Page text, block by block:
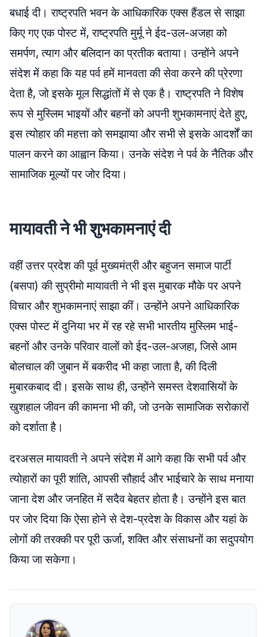
बधाई दी। राष्ट्रपति भवन के आधिकारिक एक्स हैंडल से साझा
किए गए एक पोस्ट में, राष्ट्रपति मुर्मू ने ईद-उल-अजहा को
समर्पण, त्याग और बलिदान का प्रतीक बताया। उन्होंने अपने
संदेश में कहा कि यह पर्व हमें मानवता की सेवा करने की प्रेरणा
देता है, जो इसके मूल सिद्धांतों में से एक है। राष्ट्रपति ने विशेष
रूप से मुस्लिम भाइयों और बहनों को अपनी शुभकामनाएं देते हुए,
इस त्योहार की महत्ता को समझाया और सभी से इसके आदर्शों का
पालन करने का आह्वान किया। उनके संदेश ने पर्व के नैतिक और
सामाजिक मूल्यों पर जोर दिया।
मायावती ने भी शुभकामनाएं दी
वहीं उत्तर प्रदेश की पूर्व मुख्यमंत्री और बहुजन समाज पार्टी
(बसपा) की सुप्रीमो मायावती ने भी इस मुबारक मौके पर अपने
विचार और शुभकामनाएं साझा कीं। उन्होंने अपने आधिकारिक
एक्स पोस्ट में दुनिया भर में रह रहे सभी भारतीय मुस्लिम भाई-
बहनों और उनके परिवार वालों को ईद-उल-अजहा, जिसे आम
बोलचाल की जुबान में बकरीद भी कहा जाता है, की दिली
मुबारकबाद दी। इसके साथ ही, उन्होंने समस्त देशवासियों के
खुशहाल जीवन की कामना भी की, जो उनके सामाजिक सरोकारों
को दर्शाता है।
दरअसल मायावती ने अपने संदेश में आगे कहा कि सभी पर्व और
त्योहारों का पूरी शांति, आपसी सौहार्द और भाईचारे के साथ मनाया
जाना देश और जनहित में सदैव बेहतर होता है। उन्होंने इस बात
पर जोर दिया कि ऐसा होने से देश-प्रदेश के विकास और यहां के
लोगों की तरक्की पर पूरी ऊर्जा, शक्ति और संसाधनों का सदुपयोग
किया जा सकेगा।